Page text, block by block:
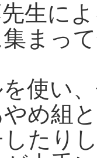
生に
まっ
使い
め組
たり